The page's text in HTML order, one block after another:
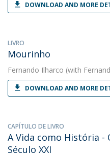
DOWNLOAD AND MORE
LIVRO
Mourinho
Fernando Ilharco (with
DOWNLOAD AND MORE
CAPÍTULO DE LIVRO
A Vida como História -
Século XXI